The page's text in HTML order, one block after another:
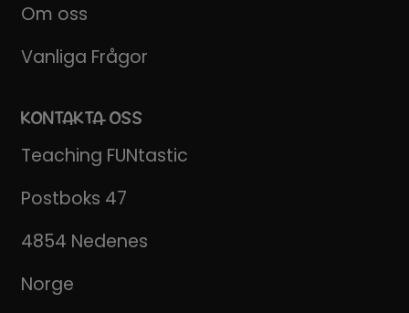
Om oss
Vanliga Frågor
KONTAKTA OSS
Teaching FUNtastic
Postboks 47
4854 Nedenes
Norge